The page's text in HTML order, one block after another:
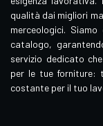
qualità dai migliori
merceologici.
catalogo,
servizio dedicato
per le tue forniture:
costante per il tuo